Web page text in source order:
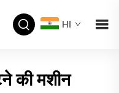
HI
की मशीन